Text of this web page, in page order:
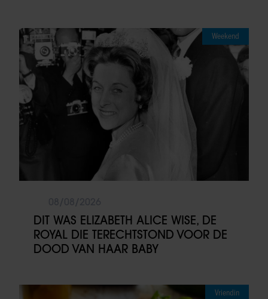
Weekend
DIT WAS ELIZABETH ALICE WISE, DE
ROYAL DIE TERECHTSTOND VOOR DE
DOOD VAN HAAR BABY
Vriendin